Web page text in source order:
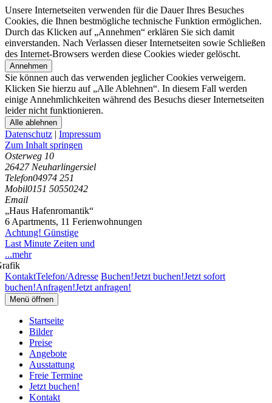
Unsere Internetseiten verwenden für die Dauer Ihres Besuches
Cookies, die Ihnen bestmögliche technische Funktion ermöglichen.
Durch das Klicken auf „Annehmen“ erklären Sie sich damit
einverstanden. Nach Verlassen dieser Internetseiten sowie Schließen
des Internet-Browsers werden diese Cookies wieder gelöscht.
Annehmen
Sie können auch das verwenden jeglicher Cookies verweigern.
Klicken Sie hierzu auf „Alle Ablehnen“. In diesem Fall werden
einige Annehmlichkeiten während des Besuchs dieser Internetseiten
leider nicht funktionieren.
Alle ablehnen
Datenschutz | Impressum
Zum Inhalt springen
Osterweg 10
26427 Neuharlingersiel
Telefon04974 251
Mobil0151 50550242
Email
„Haus Hafenromantik“
6 Apartments, 11 Ferienwohnungen
Achtung! Günstige
Last Minute Zeiten und
...mehr
KontaktTelefon/Adresse Buchen!Jetzt buchen!Jetzt sofort
buchen!Anfragen!Jetzt anfragen!
Menü öffnen
Startseite
Bilder
Preise
Angebote
Ausstattung
Freie Termine
Jetzt buchen!
Kontakt